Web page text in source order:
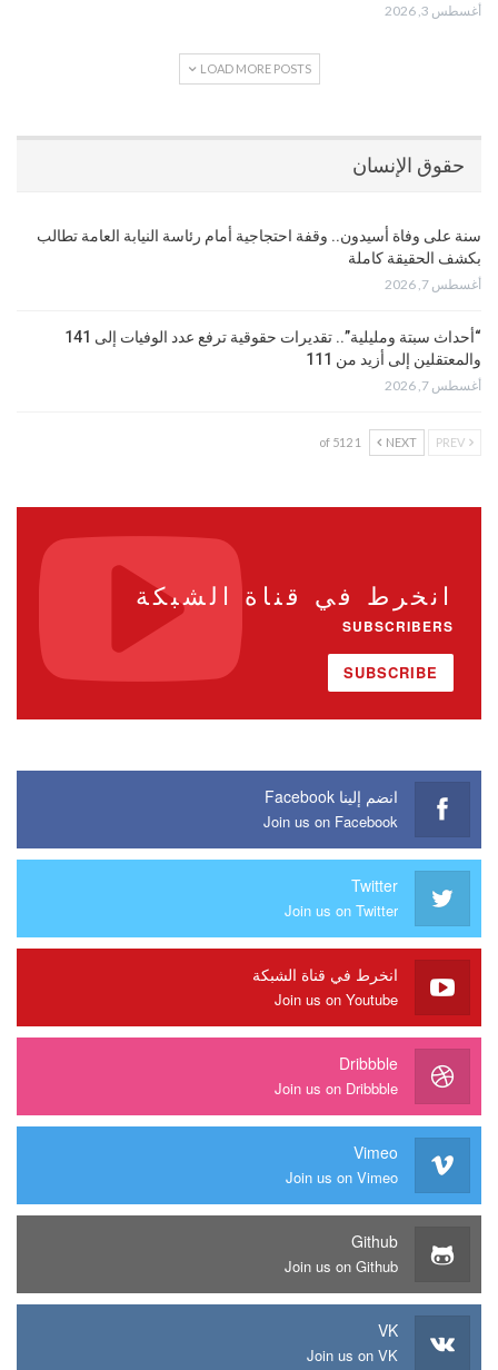
أغسطس 3, 2026
LOAD MORE POSTS
حقوق الإنسان
سنة على وفاة أسيدون.. وقفة احتجاجية أمام رئاسة النيابة العامة تطالب
بكشف الحقيقة كاملة
أغسطس 7, 2026
“أحداث سبتة ومليلية”.. تقديرات حقوقية ترفع عدد الوفيات إلى 141
والمعتقلين إلى أزيد من 111
أغسطس 7, 2026
NEXT
1 of 512
انخرط في قناة الشبكة
SUBSCRIBERS
SUBSCRIBE
انضم إلينا Facebook
Join us on Facebook
Twitter
Join us on Twitter
انخرط في قناة الشبكة
Join us on Youtube
Dribbble
Join us on Dribbble
Vimeo
Join us on Vimeo
Github
Join us on Github
VK
Join us on VK